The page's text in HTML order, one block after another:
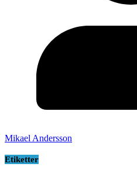
Mikael Andersson
Etiketter